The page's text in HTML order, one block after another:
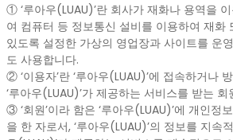
① ‘루아우(LUAU)’란 회사가 재화나 용역을
여 컴퓨터 등 정보통신 설비를 이용하여 재화
있도록 설정한 가상의 영업장과 사이트를 운
도 사용합니다.
② ‘이용자’란 ‘루아우(LUAU)’에 접속하거나
‘루아우(LUAU)’가 제공하는 서비스를 받는
③ ‘회원’이라 함은 ‘루아우(LUAU)’에 개인정
을 한 자로서, ‘루아우(LUAU)’의 정보를 지속